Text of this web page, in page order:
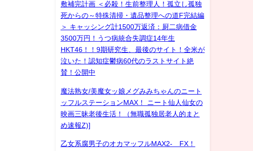
敷補完計画 ＜必殺！生前整理人！孤立し孤独
死からの～特殊清掃・遺品整理への道F完結編
＞ キャッシング計1500万返済：厨二病借金
3500万円！うつ病統合失調症14年生
HKT46！！9期研究生、最後のサイト！全米が
泣いた！認知症鬱病60代のラストサイト絶
賛！公開中
魔法熟女/美魔女ッ娘メグみみちゃんのニート
ッフルステーションMAX！ ニート仙人仙女の
映画三昧老後生活！（無職孤独居老人的まと
め速報Z)]
乙女系腐男子のオカマッフルMAX2- FX！